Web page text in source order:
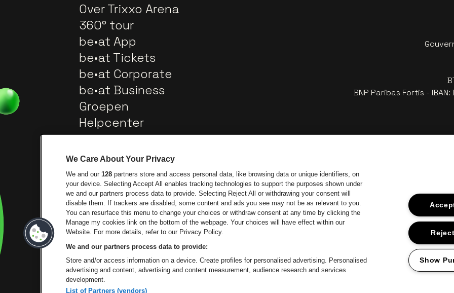
Over Trixxo Arena
360° tour
be•at App
be•at Tickets
be•at Corporate
be•at Business
Groepen
Helpcenter
Contact
BNP Paribas Fortis -
Ga naar de website van TrixxoGa naar de website van EuropcarGa naar de website van Voka Limburg
Ga naar de website van
Ga naar de website van Het logo van Aperol
Ga naar de website van Champagne Pommery
Ga naar de website van Het logo van Jameson in offwhite
Ga naar de website van Het
Ga
We Care About Your Privacy
We and our 128 partners store and access personal data, like browsing data or unique identifiers, on
your device. Selecting Accept All enables tracking technologies to support the purposes shown under
we and our partners process data to provide. Selecting Reject All or withdrawing your consent will
disable them. If trackers are disabled, some content and ads you see may not be as relevant to you.
You can resurface this menu to change your choices or withdraw consent at any time by clicking the
Manage my cookies link on the bottom of the webpage. Your choices will have effect within our
Website. For more details, refer to our Privacy Policy.
We and our partners process data to provide:
Store and/or access information on a device. Create profiles for personalised advertising. Personalised
advertising and content, advertising and content measurement, audience research and services
development.
List of Partners (vendors)
Show